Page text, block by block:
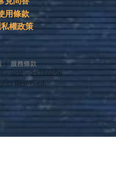
用條款
權政策
服務條款
一編號： 25286896
Reserved.